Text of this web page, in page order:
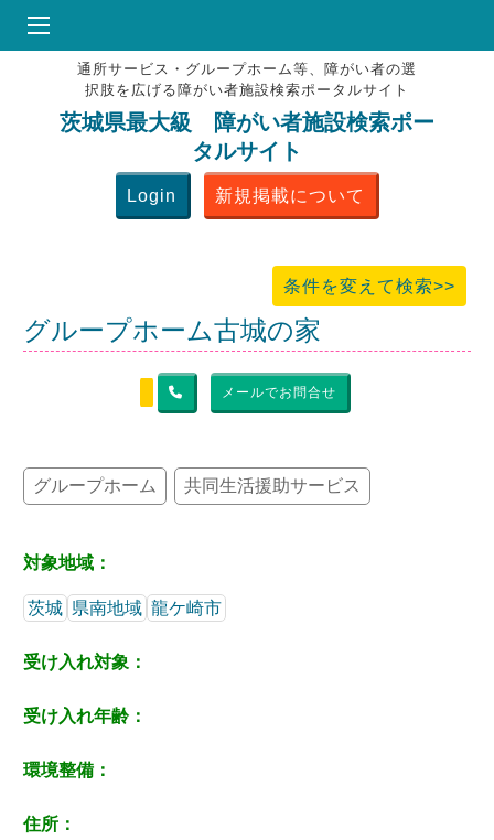
HOME
♥お気にりブックマーク
掲載会員MENU
よくある質問
通所サービス・グループホーム等、障がい者の選
択肢を広げる障がい者施設検索ポータルサイト
茨城県最大級 障がい者施設検索ポー
タルサイト
Login 新規掲載について
条件を変えて検索>>
グループホーム古城の家
メールでお問合せ
グループホーム 共同生活援助サービス
対象地域：
茨城 県南地域 龍ケ崎市
受け入れ対象：
受け入れ年齢：
環境整備：
住所：